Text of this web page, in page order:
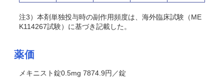
注3）本剤単独投与時の副作用頻度は、海外臨床試験（ME
K114267試験）に基づき記載した。
薬価
メキニスト錠0.5mg 7874.9円／錠